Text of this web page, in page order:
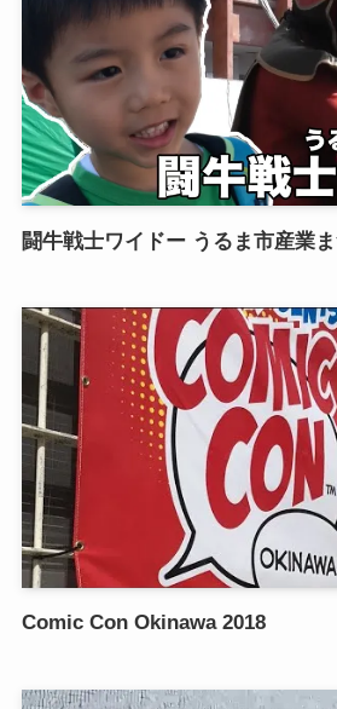
闘牛戦士ワイドー うるま市産業
Comic Con Okinawa 2018